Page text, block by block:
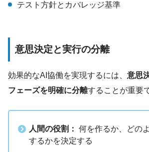
テスト方針とカバレッジ基準
意思決定と実行の分離
効果的なAI協働を実現するには、 意思
フェーズを明確に分離することが重要
人間の役割： 何を作るか、どの
するかを決定する